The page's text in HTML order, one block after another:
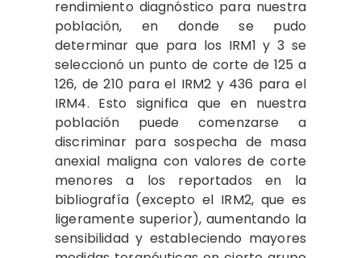
rendimiento diagnóstico para nuestra
población, en donde se pudo
determinar que para los IRM1 y 3 se
seleccionó un punto de corte de 125 a
126, de 210 para el IRM2 y 436 para el
IRM4. Esto significa que en nuestra
población puede comenzarse a
discriminar para sospecha de masa
anexial maligna con valores de corte
menores a los reportados en la
bibliografía (excepto el IRM2, que es
ligeramente superior), aumentando la
sensibilidad y estableciendo mayores